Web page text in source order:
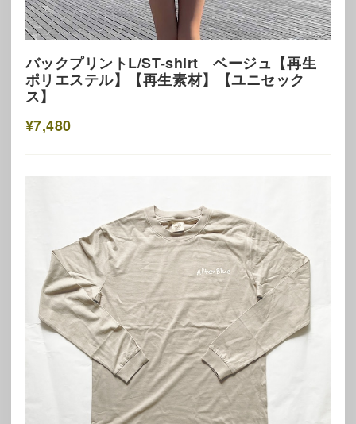
バックプリントL/ST-shirt ベージュ【再生
ポリエステル】【再生素材】【ユニセック
ス】
¥7,480